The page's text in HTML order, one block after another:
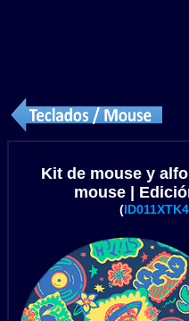
Kit de mouse y
mouse |
(